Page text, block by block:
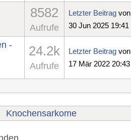
8582
Aufrufe
Letzter Beitrag von
30 Jun 2025 19:41
- 24.2k
Aufrufe
Letzter Beitrag von
17 Mär 2022 20:43
Knochensarkome